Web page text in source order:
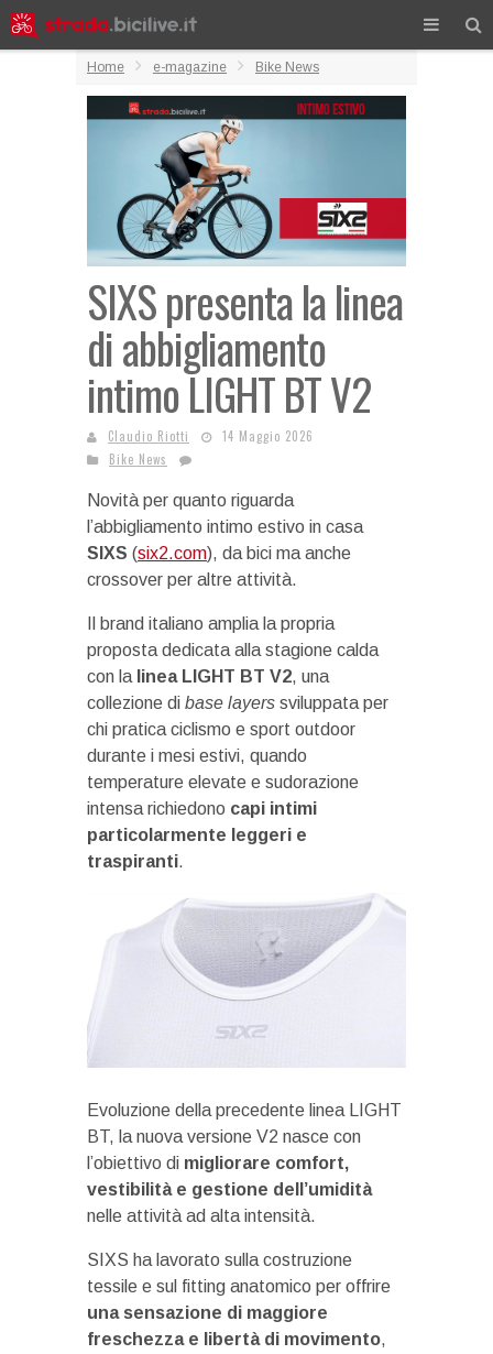
Home e-magazine Bike News
SIXS presenta la linea
di abbigliamento
intimo LIGHT BT V2
Claudio Riotti
14 Maggio 2026
Bike News
Novità per quanto riguarda
l’abbigliamento intimo estivo in casa
SIXS (six2.com), da bici ma anche
crossover per altre attività.
Il brand italiano amplia la propria
proposta dedicata alla stagione calda
con la linea LIGHT BT V2, una
collezione di base layers sviluppata per
chi pratica ciclismo e sport outdoor
durante i mesi estivi, quando
temperature elevate e sudorazione
intensa richiedono capi intimi
particolarmente leggeri e
traspiranti.
Evoluzione della precedente linea LIGHT
BT, la nuova versione V2 nasce con
l’obiettivo di migliorare comfort,
vestibilità e gestione dell’umidità
nelle attività ad alta intensità.
SIXS ha lavorato sulla costruzione
tessile e sul fitting anatomico per offrire
una sensazione di maggiore
freschezza e libertà di movimento,